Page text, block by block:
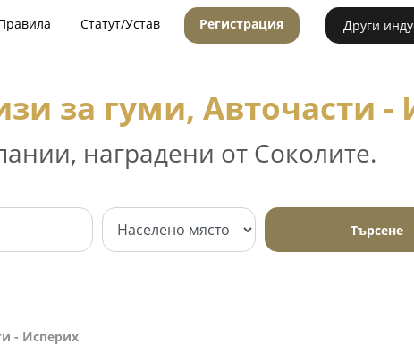
Статут/Устав Регистрация Други
за гуми, Авточасти -
наградени от Соколите.
Търсене
- Исперих